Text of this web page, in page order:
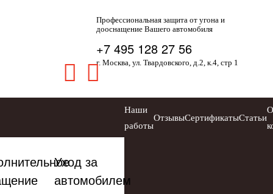
Профессиональная защита от угона и
дооснащение Вашего автомобиля
+7 495 128 27 56
г. Москва, ул. Твардовского, д.2, к.4, стр 1
Уход за
автомобилем
Наши
работы
ОтзывыСертификатыСтатьи
О